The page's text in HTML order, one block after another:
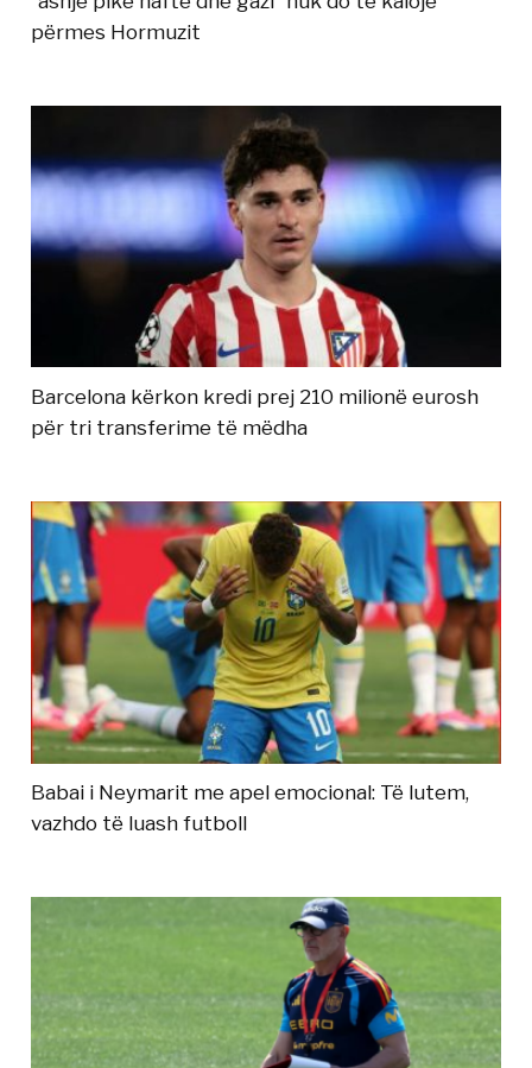
përmes Hormuzit
Barcelona kërkon kredi prej 210 milionë eurosh
për tri transferime të mëdha
Babai i Neymarit me apel emocional: Të lutem,
vazhdo të luash futboll